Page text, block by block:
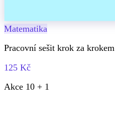
Matematika
Pracovní sešit krok za
125 Kč
Akce 10 + 1